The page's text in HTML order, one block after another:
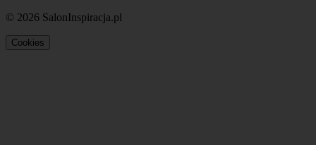
© 2026 SalonInspiracja.pl
Cookies